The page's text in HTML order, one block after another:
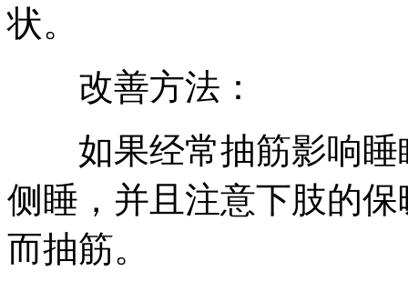
状。
改善方法：
如果经常抽筋影响睡
侧睡，并且注意下肢的
而抽筋。